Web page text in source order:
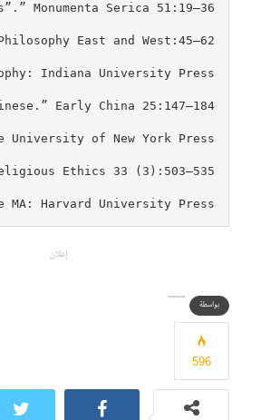
Harvard University Press.
إعلان
بواسطة
596